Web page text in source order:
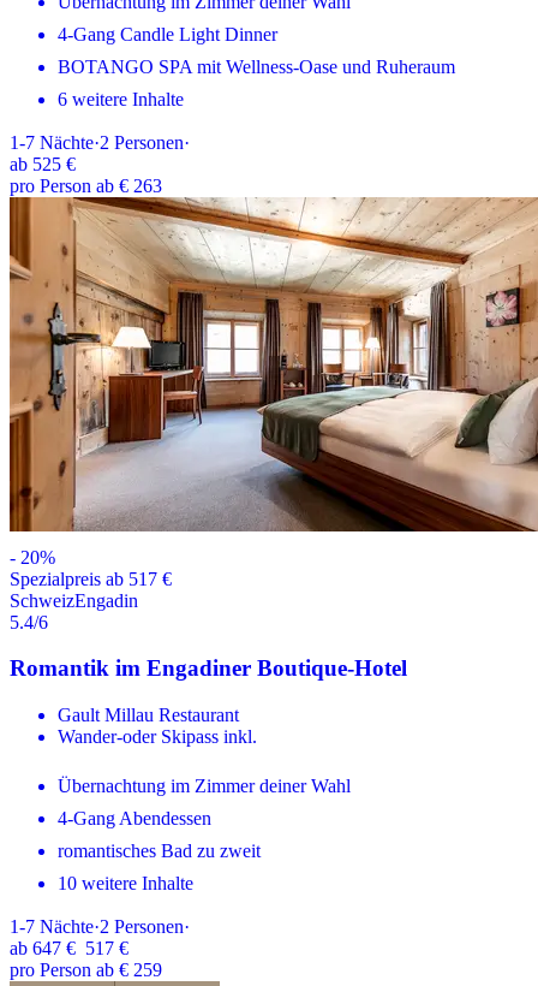
4-Gang Candle Light Dinner
BOTANGO SPA mit Wellness-Oase und Ruheraum
6 weitere Inhalte
1-7 Nächte·2 Personen·
ab 525 €
pro Person ab € 263
- 20%
Spezialpreis ab 517 €
SchweizEngadin
5.4/6
Romantik im Engadiner Boutique-Hotel
Gault Millau Restaurant
Wander-oder Skipass inkl.
Übernachtung im Zimmer deiner Wahl
4-Gang Abendessen
romantisches Bad zu zweit
10 weitere Inhalte
1-7 Nächte·2 Personen·
ab 647 € 517 €
pro Person ab € 259